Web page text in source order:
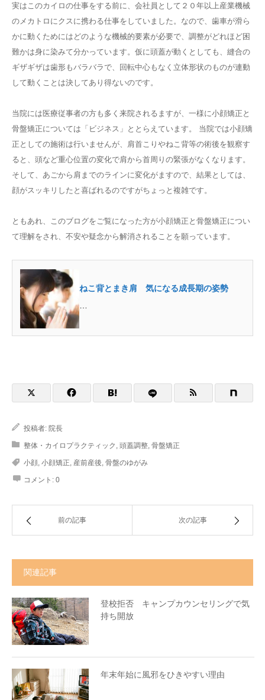
実はこのカイロの仕事をする前に、会社員として２０年以上産業機械
のメカトロにクスに携わる仕事をしていました。なので、歯車が滑ら
かに動くためにはどのような機械的要素が必要で、調整がどれほど困
難かは身に染みて分かっています。仮に頭蓋が動くとしても、縫合の
ギザギザは歯形もバラバラで、回転中心もなく立体形状のものが連動
して動くことは決してあり得ないのです。
当院には医療従事者の方も多く来院されるますが、一様に小顔矯正と
骨盤矯正については「ビジネス」ととらえています。 当院では小顔矯
正としての施術は行いませんが、肩首こりやねこ背等の術後を観察す
ると、頭など重心位置の変化で肩から首周りの緊張がなくなります。
そして、あごから肩までのラインに変化がますので、結果としては、
顔がスッキリしたと喜ばれるのですがちょっと複雑です。
ともあれ、このブログをご覧になった方が小顔矯正と骨盤矯正につい
て理解をされ、不安や疑念から解消されることを願っています。
ねこ背とまき肩 気になる成長期の姿勢
投稿者: 院長
整体・カイロプラクティック 頭蓋調整 骨盤矯正
小顔 小顔矯正 産前産後 骨盤のゆがみ
コメント: 0
前の記事 次の記事
関連記事
登校拒否 キャンプカウンセリングで気
持ち開放
年末年始に風邪をひきやすい理由